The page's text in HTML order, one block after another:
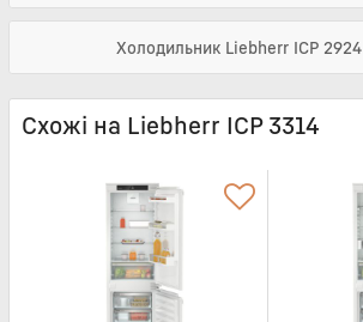
Холодильник Liebherr ICP 2924
Схожі на Liebherr ICP 3314